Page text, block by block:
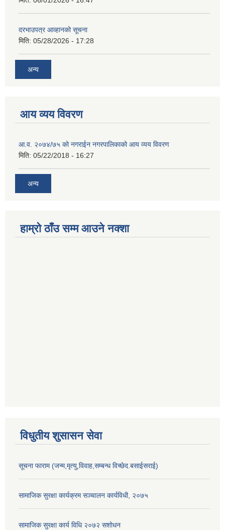
दरभाउपत्र आव्हानको सूचना
मिति: 05/28/2026 - 17:28
अन्य
आय व्यय विवरण
आ.व. २०७४/७५ को नगराईन नगरपालिकाको आय व्यय विवरण
मिति: 05/22/2018 - 16:27
अन्य
हाम्रो ठाँउ सम्म आउने नक्शा
विधुतीय शुसासन सेवा
सूचना फाराम (जन्म,मृत्यु,विवाह,सम्बन्ध विच्छेद.बसाईसराई)
सामाजिक सुरक्षा कार्यक्रम सञ्चालन कार्यविधी, २०७५
सामाजिक सुरक्षा कार्य विधि २०७२ स‌शोधन